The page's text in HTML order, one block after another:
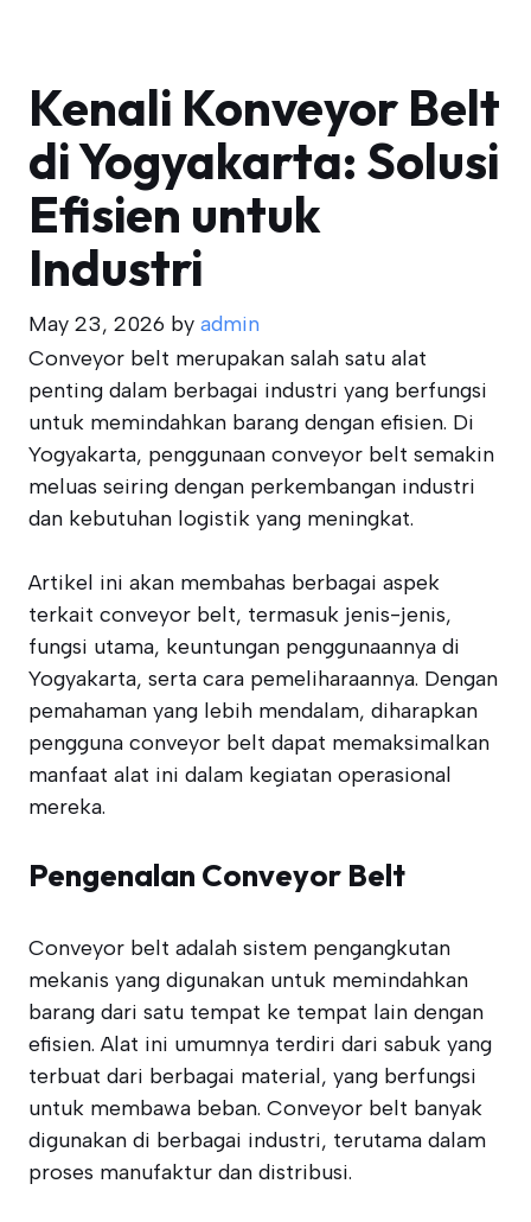
Kenali Konveyor Belt
di Yogyakarta: Solusi
Efisien untuk
Industri
May 23, 2026 by admin
Conveyor belt merupakan salah satu alat
penting dalam berbagai industri yang berfungsi
untuk memindahkan barang dengan efisien. Di
Yogyakarta, penggunaan conveyor belt semakin
meluas seiring dengan perkembangan industri
dan kebutuhan logistik yang meningkat.
Artikel ini akan membahas berbagai aspek
terkait conveyor belt, termasuk jenis-jenis,
fungsi utama, keuntungan penggunaannya di
Yogyakarta, serta cara pemeliharaannya. Dengan
pemahaman yang lebih mendalam, diharapkan
pengguna conveyor belt dapat memaksimalkan
manfaat alat ini dalam kegiatan operasional
mereka.
Pengenalan Conveyor Belt
Conveyor belt adalah sistem pengangkutan
mekanis yang digunakan untuk memindahkan
barang dari satu tempat ke tempat lain dengan
efisien. Alat ini umumnya terdiri dari sabuk yang
terbuat dari berbagai material, yang berfungsi
untuk membawa beban. Conveyor belt banyak
digunakan di berbagai industri, terutama dalam
proses manufaktur dan distribusi.